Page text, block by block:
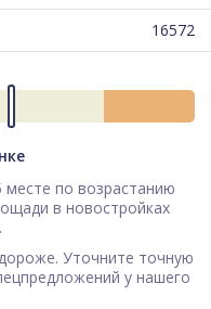
16572
месте по возрастанию
в новостройках
Уточните точную
у нашего